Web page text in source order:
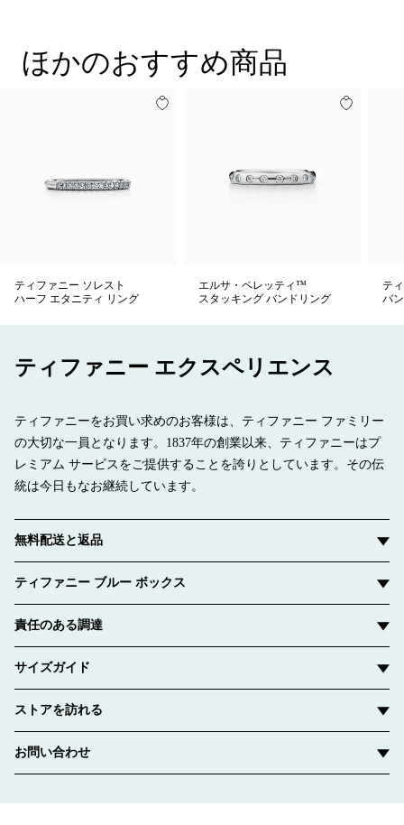
ほかのおすすめ商品
ティファニー ソレスト
ハーフ エタニティ リング
エルサ・ペレッティ™
スタッキング バンドリング
テ
バ
ティファニー エクスペリエンス
ティファニーをお買い求めのお客様は、ティファニー ファミリー
の大切な一員となります。1837年の創業以来、ティファニーはプ
レミアム サービスをご提供することを誇りとしています。その伝
統は今日もなお継続しています。
無料配送と返品
ティファニー ブルー ボックス
責任のある調達
サイズガイド
ストアを訪れる
お問い合わせ